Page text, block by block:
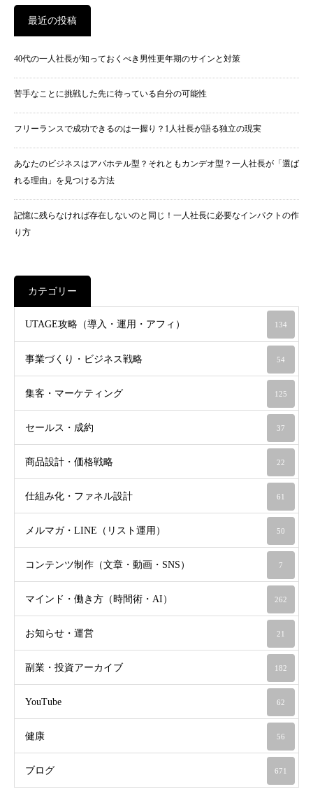
最近の投稿
40代の一人社長が知っておくべき男性更年期のサインと対策
苦手なことに挑戦した先に待っている自分の可能性
フリーランスで成功できるのは一握り？1人社長が語る独立の現実
あなたのビジネスはアパホテル型？それともカンデオ型？一人社長が「選ば
れる理由」を見つける方法
記憶に残らなければ存在しないのと同じ！一人社長に必要なインパクトの作
り方
カテゴリー
UTAGE攻略（導入・運用・アフィ） 134
事業づくり・ビジネス戦略 54
集客・マーケティング 125
セールス・成約 37
商品設計・価格戦略 22
仕組み化・ファネル設計 61
メルマガ・LINE（リスト運用） 50
コンテンツ制作（文章・動画・SNS） 7
マインド・働き方（時間術・AI） 262
お知らせ・運営 21
副業・投資アーカイブ 182
YouTube 62
健康 56
ブログ 671